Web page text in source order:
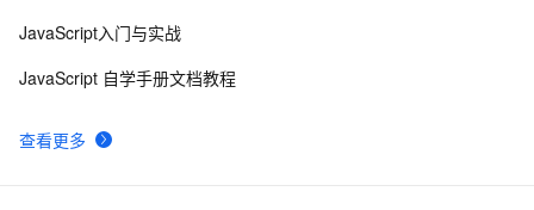
8 js 小技巧----复制
查看更多
JavaScript入门与实战
JavaScript 自学手册文档教程